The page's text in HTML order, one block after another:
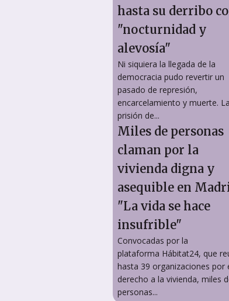
hasta su derribo
"nocturnidad y
alevosía"
Ni siquiera la llegada de la
democracia pudo revertir un
pasado de represión,
encarcelamiento y muerte. La
prisión de...
Miles de personas
claman por la
vivienda digna y
asequible en
"La vida se hace
insufrible"
Convocadas por la
plataforma Hábitat24, que
hasta 39 organizaciones por
derecho a la vivienda, miles
personas...